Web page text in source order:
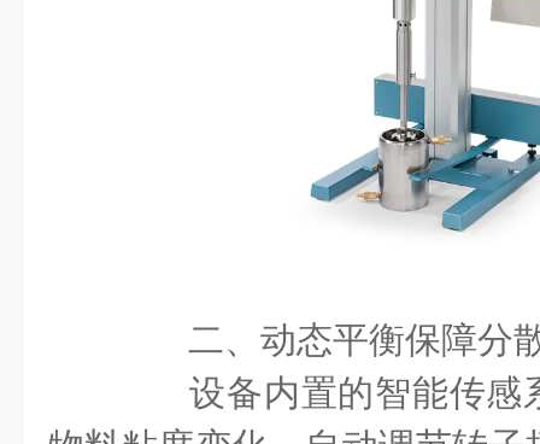
二、动态平衡保障分
设备内置的智能传感